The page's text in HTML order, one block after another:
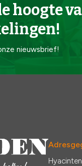
hoogte
nieuwsbrief!